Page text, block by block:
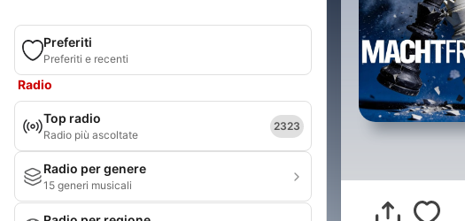
Preferiti
Preferiti e recenti
Radio
Top radio
Radio più ascoltate
2323
Radio per genere
15 generi musicali